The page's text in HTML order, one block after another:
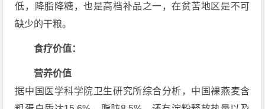
低，降脂降糖，也是高档补品之一，在贫苦地区是不可
缺少的干粮。
食疗价值：
营养价值
据中国医学科学院卫生研究所综合分析，中国裸燕麦含